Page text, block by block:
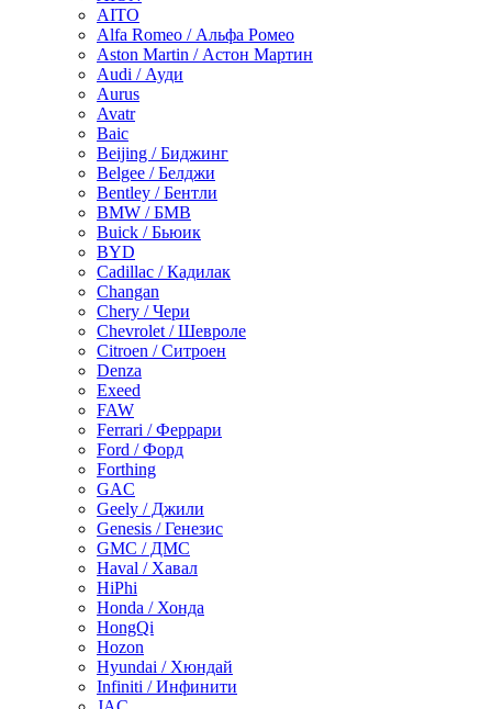
AITO
Alfa Romeo / Альфа Ромео
Aston Martin / Астон Мартин
Audi / Ауди
Aurus
Avatr
Baic
Beijing / Биджинг
Belgee / Белджи
Bentley / Бентли
BMW / БМВ
Buick / Бьюик
BYD
Cadillac / Кадилак
Changan
Chery / Чери
Chevrolet / Шевроле
Citroen / Ситроен
Denza
Exeed
FAW
Ferrari / Феррари
Ford / Форд
Forthing
GAC
Geely / Джили
Genesis / Генезис
GMC / ДМС
Haval / Хавал
HiPhi
Honda / Хонда
HongQi
Hozon
Hyundai / Хюндай
Infiniti / Инфинити